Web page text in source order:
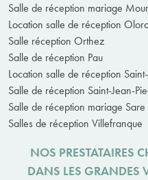
Salle de réception mariage
Location salle de réception
Salle réception Orthez
Salle de réception Pau
Location salle de réception
Salle de réception Saint-Jean-
Salle de réception mariage Sare
Salles de réception Villefranque
NOS PRESTATAIRES
DANS LES GRANDES